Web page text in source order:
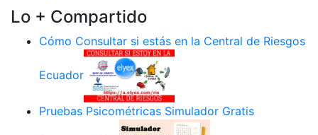
Lo + Compartido
Cómo Consultar si estás en la Central de Riesgos
Ecuador
Pruebas Psicométricas Simulador Gratis